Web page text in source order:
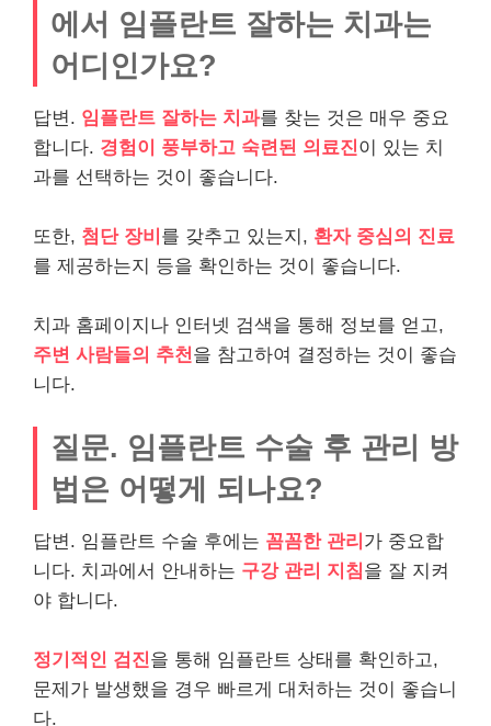
에서 임플란트 잘하는 치과는
어디인가요?
답변. 임플란트 잘하는 치과를 찾는 것은 매우 중요
합니다. 경험이 풍부하고 숙련된 의료진이 있는 치
과를 선택하는 것이 좋습니다.
또한, 첨단 장비 를 갖추고 있는지, 환자 중심의 진료
를 제공하는지 등을 확인하는 것이 좋습니다.
치과 홈페이지나 인터넷 검색을 통해 정보를 얻고,
주변 사람들의 추천 을 참고하여 결정하는 것이 좋습
니다.
질문. 임플란트 수술 후 관리 방
법은 어떻게 되나요?
답변. 임플란트 수술 후에는 꼼꼼한 관리 가 중요합
니다. 치과에서 안내하는 구강 관리 지침을 잘 지켜
야 합니다.
정기적인 검진을 통해 임플란트 상태를 확인하고,
문제가 발생했을 경우 빠르게 대처하는 것이 좋습니
다.